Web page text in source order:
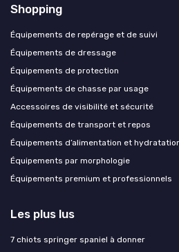
Shopping
Équipements de repérage et de suivi
Équipements de dressage
Équipements de protection
Équipements de chasse par usage
Accessoires de visibilité et sécurité
Équipements de transport et repos
Équipements d’alimentation et
Équipements par morphologie
Équipements premium et professionnels
Les plus lus
7 chiots springer spaniel à donner